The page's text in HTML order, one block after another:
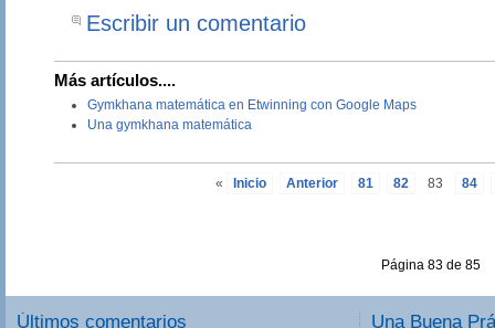
Escribir un comentario
Más artículos....
Gymkhana matemática en Etwinning con Google Maps
Una gymkhana matemática
« Inicio Anterior 81 82 83 84
Página 83 de 85
Últimos comentarios Una Buena